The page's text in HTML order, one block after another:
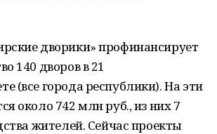
дворики» профинансирует
140 дворов в 21
(все города республики). На эти
около 742 млн руб., из них 7
жителей. Сейчас проекты